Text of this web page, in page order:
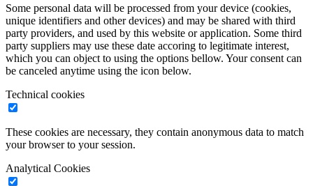
Some personal data will be processed from your device (cookies,
unique identifiers and other devices) and may be shared with third
party providers, and used by this website or application. Some third
party suppliers may use these date accoring to legitimate interest,
which you can object to using the options bellow. Your consent can
be canceled anytime using the icon below.
Technical cookies
These cookies are necessary, they contain anonymous data to match
your browser to your session.
Analytical Cookies